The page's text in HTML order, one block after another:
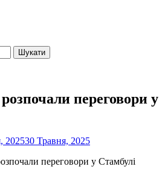
переговори у
202530 Травня, 2025